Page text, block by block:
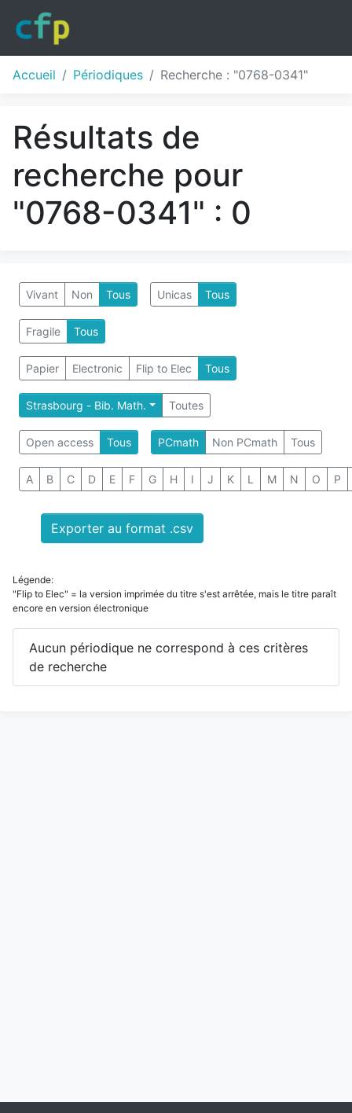
Accueil Périodiques Recherche : "0768-0341"
Résultats de
recherche pour
"0768-0341" : 0
Vivant Non Tous Unicas Tous
Fragile Tous
Papier Electronic Flip to Elec Tous
Strasbourg - Bib. Math. Toutes
Open access Tous PCmath Non PCmath Tous
A B C D E F G H I J K L M N O P
Exporter au format .csv
Légende:
"Flip to Elec" = la version imprimée du titre s'est arrêtée, mais le titre paraît
encore en version électronique
Aucun périodique ne correspond à ces critères
de recherche